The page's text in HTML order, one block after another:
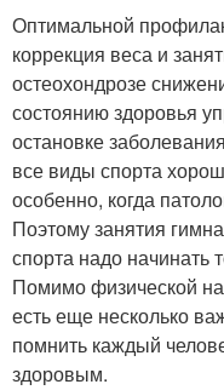
Оптимальной
коррекция веса и
остеохондрозе
состоянию здоровья
остановке
все виды спорта
особенно, когда
Поэтому занятия
спорта надо начинать
Помимо физической
есть еще несколько
помнить каждый
здоровым.